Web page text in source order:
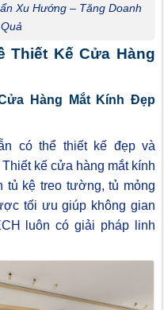
Xu Hướng – Tăng Doanh
Thiết Kế Cửa Hàng
Hàng Mắt Kính Đẹp
có thể thiết kế đẹp và
kế cửa hàng mắt kính
tủ kệ treo tường, tủ mỏng
tối ưu giúp không gian
luôn có giải pháp linh